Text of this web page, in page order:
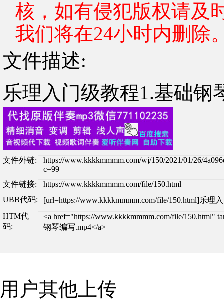
核，如有侵犯版权请及
我们将在24小时内删除
文件描述:
乐理入门级教程1.基础钢
文件外链:
https://www.kkkkmmmm.com/wj/150/2021/01/26/
c=99
文件链接:
https://www.kkkkmmmm.com/file/150.html
UBB代码:
[url=https://www.kkkkmmmm.com/file/150.html]乐理
HTM代
码:
<a href="https://www.kkkkmmmm.com/file/150.html"
钢琴编写.mp4</a>
用户其他上传